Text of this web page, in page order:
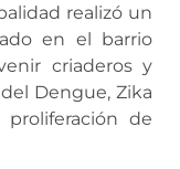
realizó un
en el barrio
criaderos y
Dengue, Zika
de